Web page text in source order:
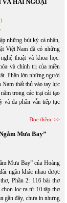
VÀ HẢI NGOẠI
những bút ký cá nhân,
Việt Nam đã có những
thuật và khoa học.
và chính trị của miền
Phần lớn những người
Nam thất thủ vào tay lực
trong các trại cải tạo
và đa phần vẫn tiếp tục
Đọc thêm
Mưa Bay”
Mưa Bay” của Hoàng
ngắn khác nhau được
Phần 2: 116 bài thơ
lọc ra từ 10 tập thơ
gần đây, chưa in nhưng